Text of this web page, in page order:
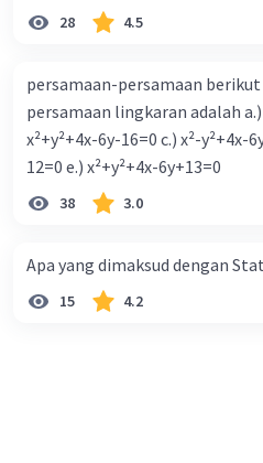
28 4.5
persamaan-persamaan
persamaan lingkaran adalah a.) x²+y²+4x-6y-12=0 b.)
x²+y²+4x-6y-16=0 c.) x²-y²+4x-
12=0 e.) x²+y²+4x-6y+13=0
38 3.0
Apa yang dimaksud dengan
15 4.2